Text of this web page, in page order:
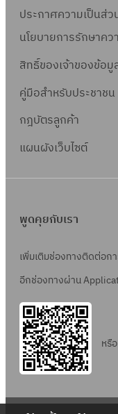
ประกาศความเป็นส่ว
นโยบายการรักษาค
สิทธิ์ของเจ้าของข้อมู
คู่มือสำหรับประชาชน
กฎบัตรลูกค้า
แผนผังเว็บไซต์
พูดคุยกับเรา
เพิ่มเติมช่องทางติดต่อก
อีกช่องทางผ่าน
หรือ